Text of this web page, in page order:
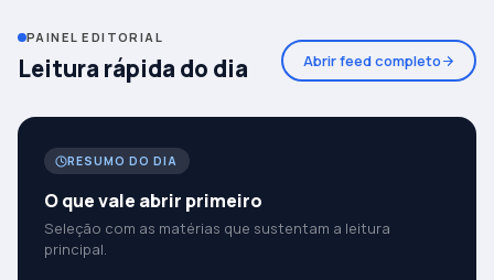
PAINEL EDITORIAL
Leitura rápida do dia Abrir feed completo
RESUMO DO DIA
O que vale abrir primeiro
Seleção com as matérias que sustentam a leitura
principal.